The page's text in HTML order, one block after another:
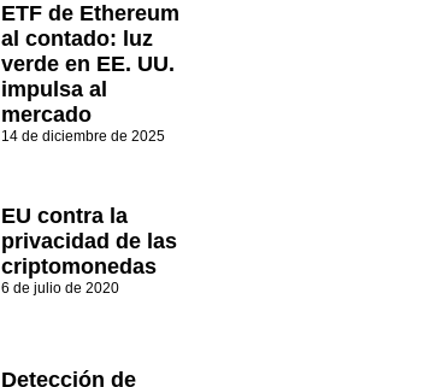
ETF de Ethereum
al contado: luz
verde en EE. UU.
impulsa al
mercado
14 de diciembre de 2025
EU contra la
privacidad de las
criptomonedas
6 de julio de 2020
Detección de